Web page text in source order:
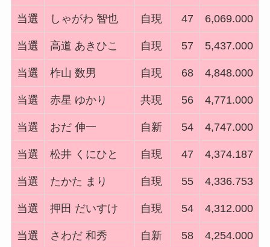
当選 しゃがわ 智也 自現 47 6,069.000
当選 高道 あきひこ 自現 57 5,437.000
当選 柞山 数男 自現 68 4,848.000
当選 赤星 ゆかり 共現 56 4,771.000
当選 おだ 伸一 自新 54 4,747.000
当選 松井 くにひと 自現 47 4,374.187
当選 たかた まり 自現 55 4,336.753
当選 押田 だいすけ 自現 54 4,312.000
当選 さわだ 和秀 自新 58 4,254.000